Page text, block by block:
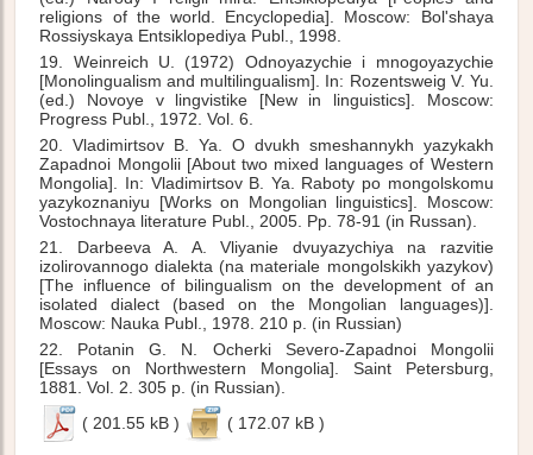
religions of the world. Encyclopedia]. Moscow: Bol'shaya
Rossiyskaya Entsiklopediya Publ., 1998.
19. Weinreich U. (1972) Odnoyazychie i mnogoyazychie
[Monolingualism and multilingualism]. In: Rozentsweig V. Yu.
(ed.) Novoye v lingvistike [New in linguistics]. Moscow:
Progress Publ., 1972. Vol. 6.
20. Vladimirtsov B. Ya. O dvukh smeshannykh yazykakh
Zapadnoi Mongolii [About two mixed languages of Western
Mongolia]. In: Vladimirtsov B. Ya. Raboty po mongolskomu
yazykoznaniyu [Works on Mongolian linguistics]. Moscow:
Vostochnaya literature Publ., 2005. Pp. 78-91 (in Russan).
21. Darbeeva A. A. Vliyanie dvuyazychiya na razvitie
izolirovannogo dialekta (na materiale mongolskikh yazykov)
[The influence of bilingualism on the development of an
isolated dialect (based on the Mongolian languages)].
Moscow: Nauka Publ., 1978. 210 p. (in Russian)
22. Potanin G. N. Ocherki Severo-Zapadnoi Mongolii
[Essays on Northwestern Mongolia]. Saint Petersburg,
1881. Vol. 2. 305 p. (in Russian).
( 201.55 kB )
( 172.07 kB )